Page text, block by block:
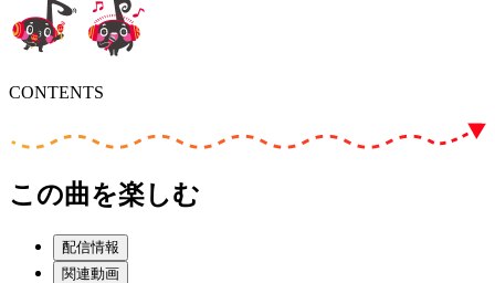
CONTENTS
この曲を楽しむ
配信情報
関連動画